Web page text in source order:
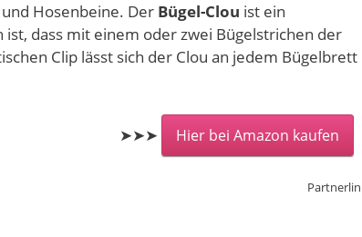
Hosenbeine. Der Bügel-Clou ist ein
dass mit einem oder zwei Bügelstrichen der
Clip lässt sich der Clou an jedem Bügelbrett
➤➤➤ Hier bei Amazon kaufen